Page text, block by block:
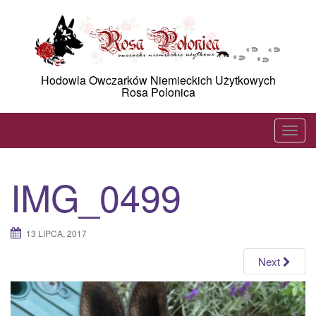
Hodowla Owczarków Niemieckich Użytkowych
Rosa Polonica
T
o
v
i
g
IMG_0499
13 LIPCA, 2017
Next